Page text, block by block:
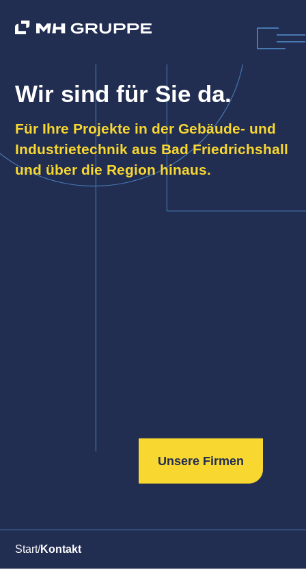
Unsere Firmen
Wir sind für Sie da.
Für Ihre Projekte in der Gebäude- und
Industrietechnik aus Bad Friedrichshall
und über die Region hinaus.
Start/Kontakt